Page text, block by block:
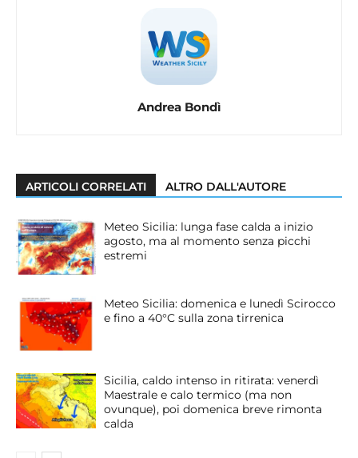
Andrea Bondì
ARTICOLI CORRELATI ALTRO DALL'AUTORE
Meteo Sicilia: lunga fase calda a inizio
agosto, ma al momento senza picchi
estremi
Meteo Sicilia: domenica e lunedì Scirocco
e fino a 40°C sulla zona tirrenica
Sicilia, caldo intenso in ritirata: venerdì
Maestrale e calo termico (ma non
ovunque), poi domenica breve rimonta
calda